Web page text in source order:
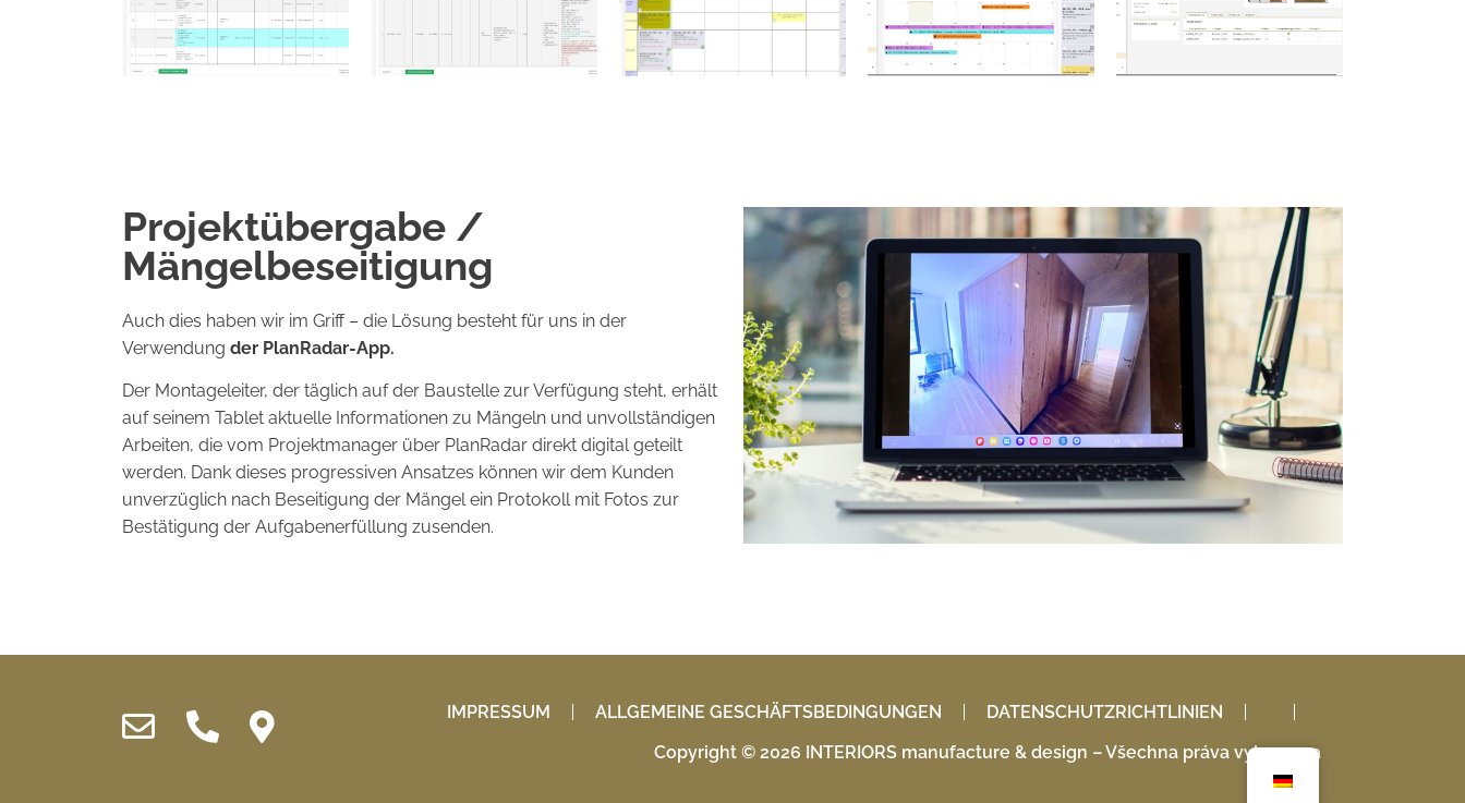
Projektübergabe /
Mängelbeseitigung
Auch dies haben wir im Griff – die Lösung besteht für uns in der
Verwendung der PlanRadar-App.
Der Montageleiter, der täglich auf der Baustelle zur Verfügung steht, erhält
auf seinem Tablet aktuelle Informationen zu Mängeln und unvollständigen
Arbeiten, die vom Projektmanager über PlanRadar direkt digital geteilt
werden. Dank dieses progressiven Ansatzes können wir dem Kunden
unverzüglich nach Beseitigung der Mängel ein Protokoll mit Fotos zur
Bestätigung der Aufgabenerfüllung zusenden.
IMPRESSUM ALLGEMEINE GESCHÄFTSBEDINGUNGEN
DATENSCHUTZRICHTLINIEN
Copyright © 2026 INTERIORS manufacture & design – Všechna práva vyhrazena